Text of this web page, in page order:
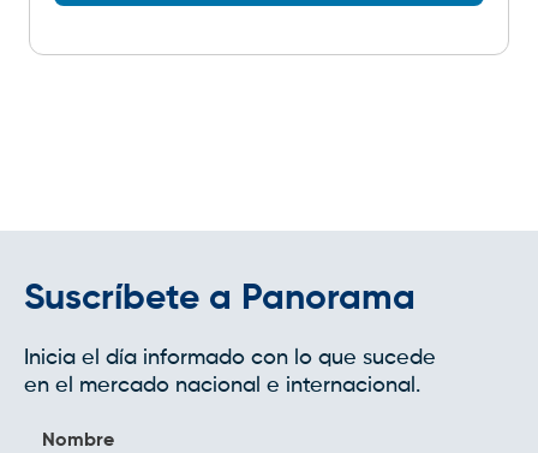
Suscríbete a Panorama
Inicia el día informado con lo que sucede
en el mercado nacional e internacional.
Nombre